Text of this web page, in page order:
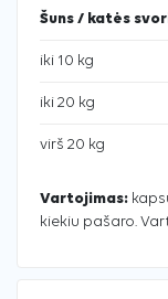
Šuns / katės
iki 10 kg
iki 20 kg
virš 20 kg
Vartojimas:
kiekiu pašaro.